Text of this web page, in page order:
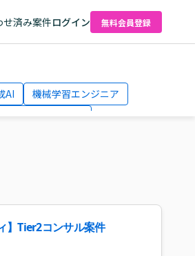
せ済み案件ログイン 無料会員登録
AI
機械学習エンジニア
】Tier2コンサル案件